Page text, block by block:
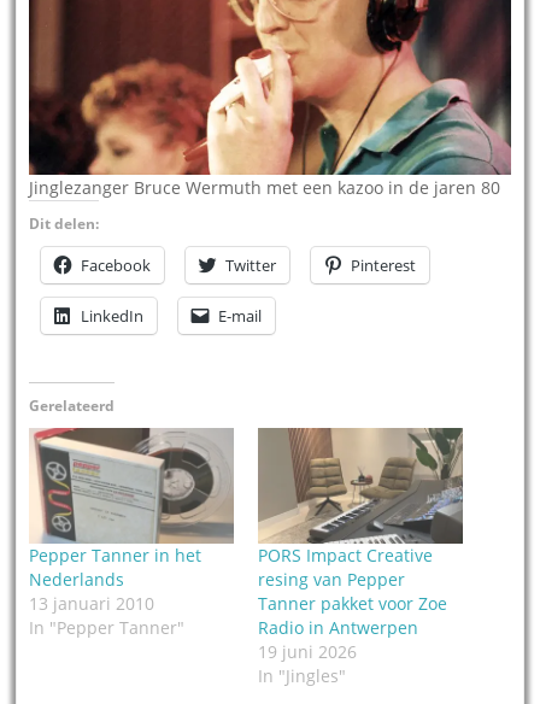
Jinglezanger Bruce Wermuth met een kazoo in de jaren 80
Dit delen:
Facebook Twitter Pinterest
LinkedIn E-mail
Gerelateerd
Pepper Tanner in het
Nederlands
13 januari 2010
In "Pepper Tanner"
PORS Impact Creative
resing van Pepper
Tanner pakket voor Zoe
Radio in Antwerpen
19 juni 2026
In "Jingles"